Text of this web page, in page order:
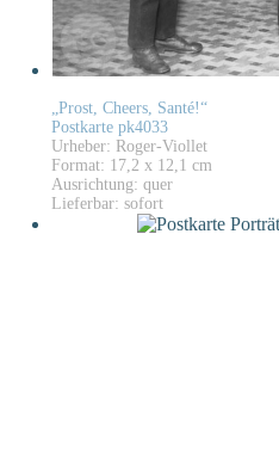
„Prost, Cheers, Santé!“
Postkarte pk4033
Urheber: Roger-Viollet
Format: 17,2 x 12,1 cm
Ausrichtung: quer
Lieferbar: sofort